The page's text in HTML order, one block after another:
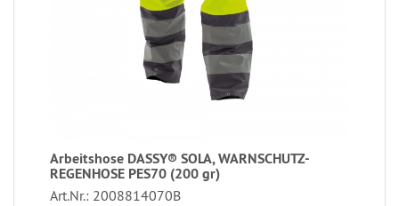
Arbeitshose DASSY® SOLA, WARNSCHUTZ-
REGENHOSE PES70 (200 gr)
Art.Nr.: 2008814070B